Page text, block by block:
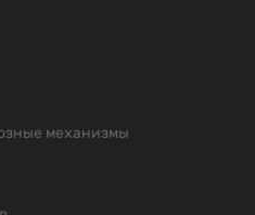
механизмы